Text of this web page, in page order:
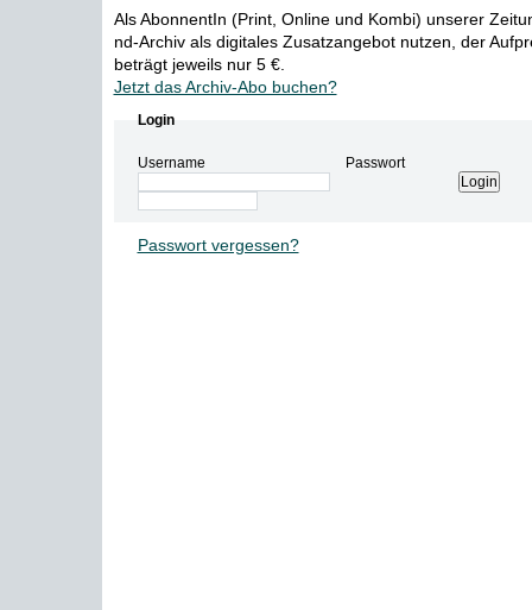
Als AbonnentIn (Print, Online und Kombi) unserer
nd-Archiv als digitales Zusatzangebot nutzen, der
beträgt jeweils nur 5 €.
Jetzt das Archiv-Abo buchen?
Login
Username Passwort
Passwort vergessen?